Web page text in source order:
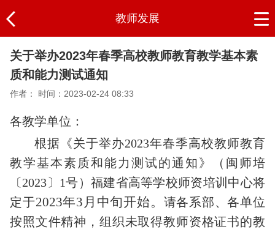
教师发展
关于举办2023年春季高校教师教育教学基本素
质和能力测试通知
作者： 时间：2023-02-24 08:33
各教学单位：
根据《关于举办2023年春季高校教师教育
教学基本素质和能力测试的通知》（闽师培
〔2023 〕 1号）福建省高等学校师资培训中心将
定于2023年3月中旬开始。 请各系部、各单位
按照文件精神，组织未取得教师资格证书的教